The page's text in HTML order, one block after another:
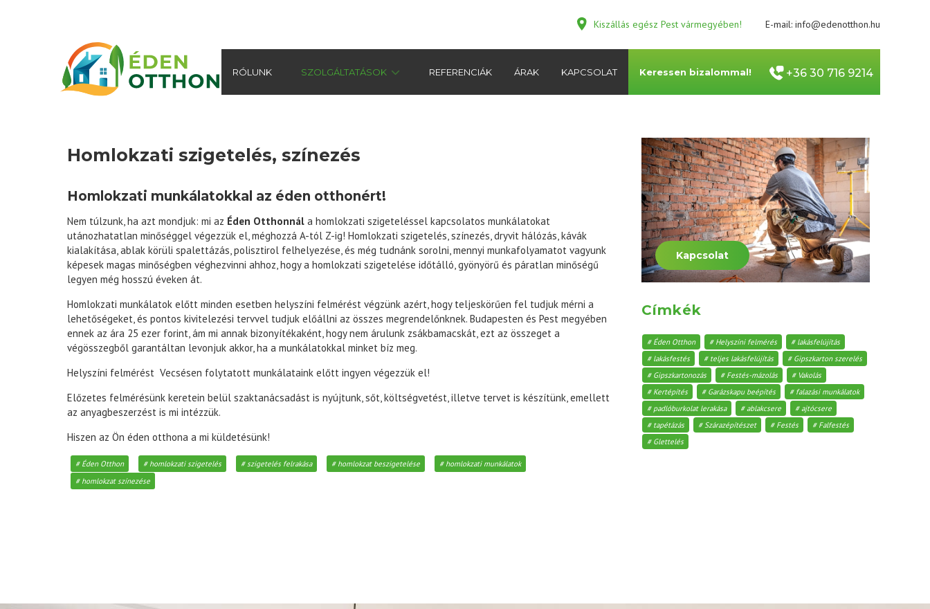
Kiszállás egész Pest vármegyében! E-mail: info@edenotthon.hu
RÓLUNK SZOLGÁLTATÁSOK REFERENCIÁK ÁRAK KAPCSOLAT Keressen bizalommal! +36 30 716 9214
Homlokzati szigetelés, színezés
Homlokzati munkálatokkal az éden otthonért!
Nem túlzunk, ha azt mondjuk: mi az Éden Otthonnál a homlokzati szigeteléssel kapcsolatos munkálatokat
utánozhatatlan minőséggel végezzük el, méghozzá A-tól Z-ig! Homlokzati szigetelés, színezés, dryvit hálózás, kávák
kialakítása, ablak körüli spalettázás, polisztirol felhelyezése, és még tudnánk sorolni, mennyi munkafolyamatot vagyunk
képesek magas minőségben véghezvinni ahhoz, hogy a homlokzati szigetelése időtálló, gyönyörű és páratlan minőségű
legyen még hosszú éveken át.
Homlokzati munkálatok előtt minden esetben helyszíni felmérést végzünk azért, hogy teljeskörűen fel tudjuk mérni a
lehetőségeket, és pontos kivitelezési tervvel tudjuk előállni az összes megrendelőnknek. Budapesten és Pest megyében
ennek az ára 25 ezer forint, ám mi annak bizonyítékaként, hogy nem árulunk zsákbamacskát, ezt az összeget a
végösszegből garantáltan levonjuk akkor, ha a munkálatokkal minket bíz meg.
Helyszíni felmérést Vecsésen folytatott munkálataink előtt ingyen végezzük el!
Előzetes felmérésünk keretein belül szaktanácsadást is nyújtunk, sőt, költségvetést, illetve tervet is készítünk, emellett
az anyagbeszerzést is mi intézzük.
Hiszen az Ön éden otthona a mi küldetésünk!
Éden Otthon homlokzati szigetelés szigetelés felrakása homlokzat beszigetelése
homlokzati munkálatok
homlokzat színezése
Kapcsolat
Címkék
Éden Otthon Helyszíni felmérés
lakásfelújítás
lakásfestés
teljes lakásfelújítás
Gipszkarton szerelés
Gipszkartonozás
Festés-mázolás
Vakolás
Kertépítés
Garázskapu beépítés
falazási munkálatok
padlóburkolat lerakása
ablakcsere
ajtócsere
tapétázás
Szárazépítészet Festés
Falfestés
Glettelés